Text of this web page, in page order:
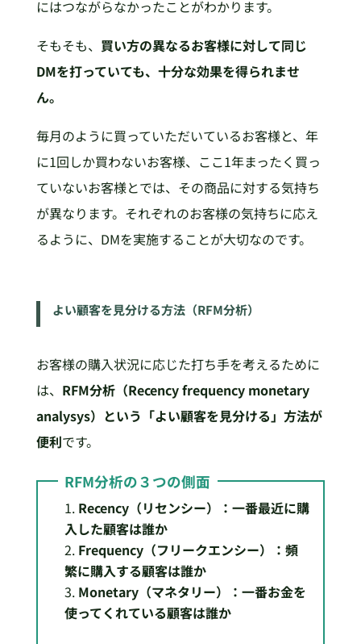
にはつながらなかったことがわかります。
そもそも、 買い方の異なるお客様に対して同じ
DMを打っていても、十分な効果を得られませ
ん。
毎月のように買っていただいているお客様と、年
に1回しか買わないお客様、ここ1年まったく買っ
ていないお客様とでは、その商品に対する気持ち
が異なります。それぞれのお客様の気持ちに応え
るように、DMを実施することが大切なのです。
よい顧客を見分ける方法（RFM分析）
お客様の購入状況に応じた打ち手を考えるために
は、 RFM分析（Recency frequency monetary
analysys）という「よい顧客を見分ける」方法が
便利です。
RFM分析の３つの側面
Recency（リセンシー）：一番最近に購
入した顧客は誰か
Frequency（フリークエンシー）：頻
繁に購入する顧客は誰か
Monetary（マネタリー）：一番お金を
使ってくれている顧客は誰か